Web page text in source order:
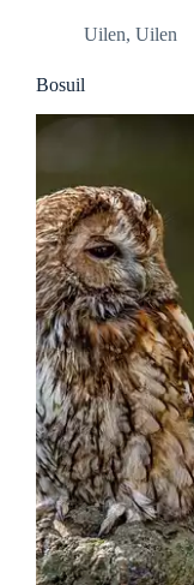
Uilen, Uilen
Bosuil